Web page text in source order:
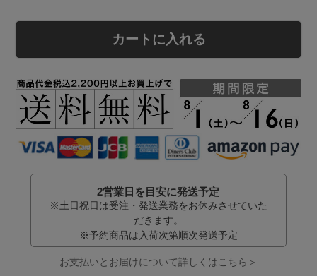
カートに入れる
2営業日を目安に発送予定
※土日祝日は受注・発送業務をお休みさせていた
だきます。
※予約商品は入荷次第順次発送予定
お支払いとお届けについて詳しくはこちら＞